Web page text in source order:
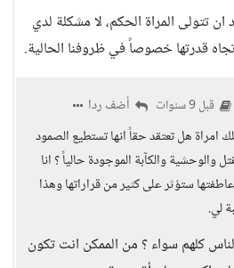
تتولى المراة الحكم، لا مشكلة لدي
قدرتها خصوصاً في ظروفنا الحالية.
قبل 9 سنوات
أضف ردا
امراة هل تعتقد حقاً انها تستطيع الصمود
والوحشية والكآبة الموجودة حالياً ؟ انا
ستؤثر على كثير من قراراتها وهذا
لي.
كلهم سواء ؟ من الممكن انت تكون